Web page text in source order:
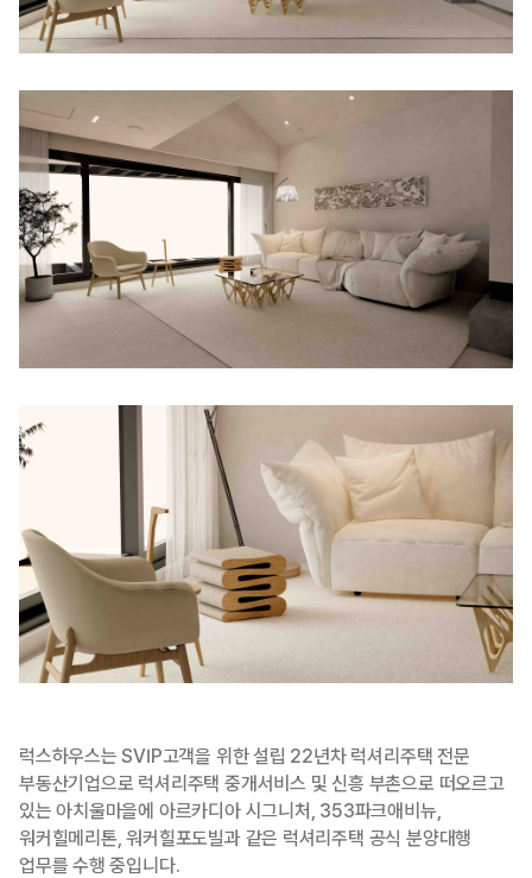
럭스하우스는 SVIP고객을 위한 설립 22년차 럭셔리주택 전문
부동산기업으로 럭셔리주택 중개서비스 및 신흥 부촌으로 떠오르고
있는 아치울마을에 아르카디아 시그니처, 353파크애비뉴,
워커힐메리톤, 워커힐포도빌과 같은 럭셔리주택 공식 분양대행
업무를 수행 중입니다.